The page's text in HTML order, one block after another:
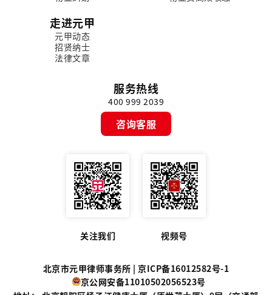
走进元甲
元甲动态
招贤纳士
法律文章
服务热线
400 999 2039
咨询客服
关注我们 视频号
北京市元甲律师事务所 |京ICP备16012582号-1
京公网安备11010502056523号